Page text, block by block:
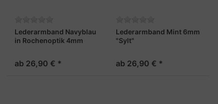
Lederarmband Navyblau
in Rochenoptik 4mm
ab 26,90 € *
Lederarmband Mint 6mm
"Sylt"
ab 26,90 € *